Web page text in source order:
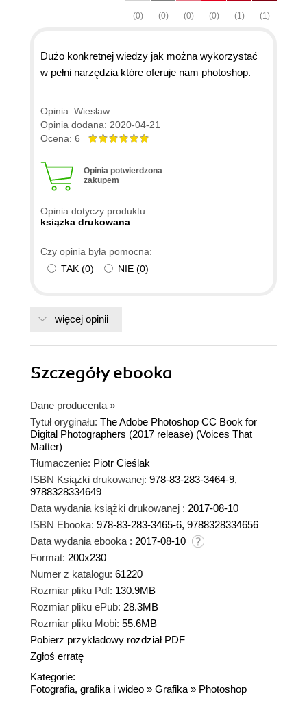
(1)
(1)
(0)
(0)
(0)
(0)
Dużo konkretnej wiedzy jak można wykorzystać
w pełni narzędzia które oferuje nam photoshop.
Opinia: Wiesław
Opinia dodana: 2020-04-21
Ocena: 6
Opinia potwierdzona
zakupem
Opinia dotyczy produktu:
ksiązka drukowana
Czy opinia była pomocna:
TAK (0) NIE (0)
więcej opinii
Szczegółyebooka
Dane producenta »
Tytuł oryginału: The Adobe Photoshop CC Book for
Digital Photographers (2017 release) (Voices That
Matter)
Tłumaczenie: Piotr Cieślak
ISBN Książki drukowanej: 978-83-283-3464-9,
9788328334649
Data wydania książki drukowanej : 2017-08-10
ISBN Ebooka: 978-83-283-3465-6, 9788328334656
Data wydania ebooka : 2017-08-10
Format: 200x230
Numer z katalogu: 61220
Rozmiar pliku Pdf: 130.9MB
Rozmiar pliku ePub: 28.3MB
Rozmiar pliku Mobi: 55.6MB
Pobierz przykładowy rozdział PDF
Zgłoś erratę
Kategorie:
Fotografia, grafika i wideo » Grafika » Photoshop